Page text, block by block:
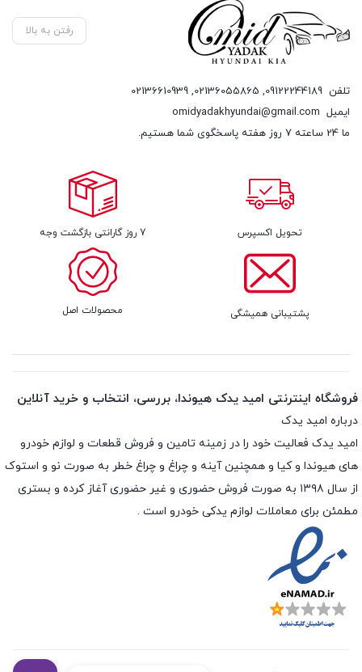
رفتن به بالا
تلفن 09122244189
,
02136055865
,
02136610939
ایمیل omidyadakhyundai@gmail.com
ما 24 ساعته 7 روز هفته پاسخگوی شما هستیم.
تحویل اکسپرس 7 روز گارانتی بازگشت وجه
پشتیبانی همیشگی محصولات اصل
فروشگاه اینترنتی امید یدک هیوندا، بررسی، انتخاب و خرید آنلاین
درباره امید یدک
امید یدک فعالیت خود را در زمینه تامین و فروش قطعات و لوازم خودرو
های هیوندا و کیا و همچنین آینه و چراغ و چراغ خطر به صورت نو و استوک
از سال ۱۳۹۸ به صورت فروش حضوری و غیر حضوری آغاز کرده و بستری
مطمئن برای معاملات لوازم یدکی خودرو است .